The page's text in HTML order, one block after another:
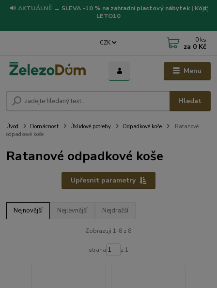
🔊 AKTUÁLNĚ → SLEVA -10 % na zahradní plastový nábytek | Kód:
LETO10
Menu
CZK
Hledat
0 ks
za 0 Kč
Úvod Domácnost Úklidové potřeby Odpadkové koše
Ratanové
odpadkové koše
Ratanové odpadkové koše
Upřesnit parametry
Nejnovější Nejlevnější Nejdražší
Zobrazuji 1-8 z 8
strana z 1